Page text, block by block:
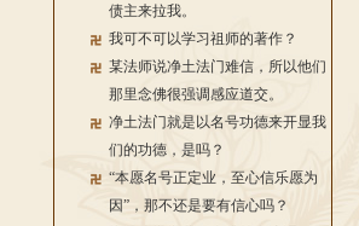
债主来拉我。
我可不可以学习祖师的著作？
某法师说净土法门难信，所以他们
那里念佛很强调感应道交。
净土法门就是以名号功德来开显我
们的功德，是吗？
“本愿名号正定业，至心信乐愿为
因”，那不还是要有信心吗？